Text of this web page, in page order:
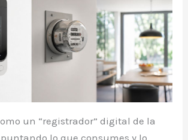
un “registrador” digital de la
lo que consumes y lo